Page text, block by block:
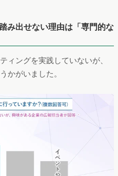
み出せない理由は「専門的な
ィングを実践していないが、
かがいました。